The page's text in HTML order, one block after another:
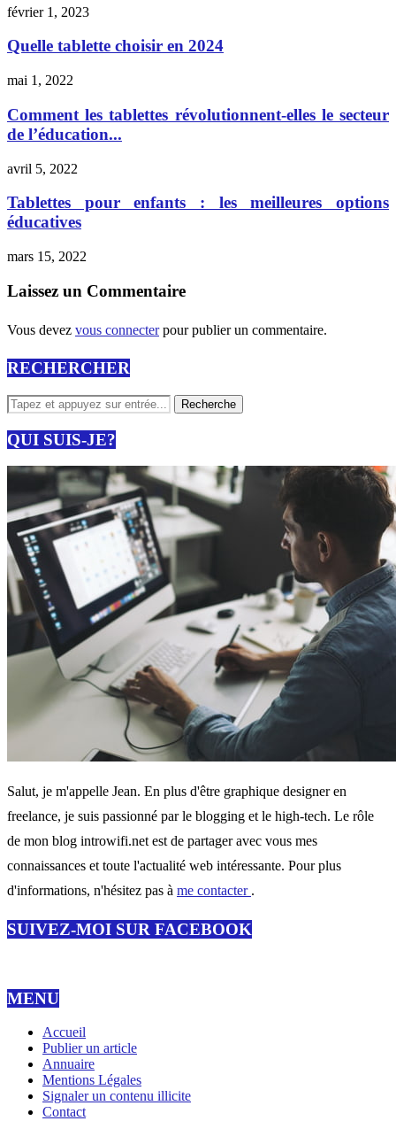
février 1, 2023
Quelle tablette choisir en 2024
mai 1, 2022
Comment les tablettes révolutionnent-elles le secteur
de l’éducation...
avril 5, 2022
Tablettes pour enfants : les meilleures options
éducatives
mars 15, 2022
Laissez un Commentaire
Vous devez vous connecterpour publier un commentaire.
RECHERCHER
QUI SUIS-JE?
Salut, je m'appelle Jean. En plus d'être graphique designer en
freelance, je suis passionné par le blogging et le high-tech. Le rôle
de mon blog introwifi.net est de partager avec vous mes
connaissances et toute l'actualité web intéressante. Pour plus
d'informations, n'hésitez pas à me contacter .
SUIVEZ-MOI SUR FACEBOOK
MENU
Accueil
Publier un article
Annuaire
Mentions Légales
Signaler un contenu illicite
Contact